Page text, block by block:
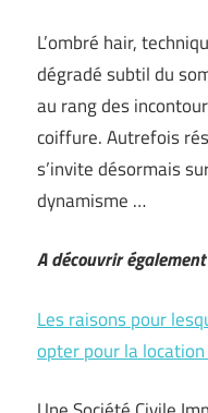
L’ombré hair,
dégradé subtil du
au rang des
coiffure. Autrefois
s’invite désormais
dynamisme …
A découvrir
Les raisons pour
opter pour la